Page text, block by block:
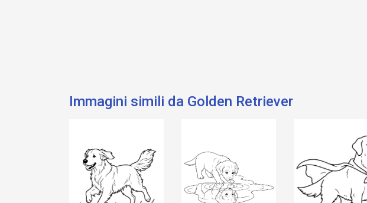
Immagini simili da Golden Retriever